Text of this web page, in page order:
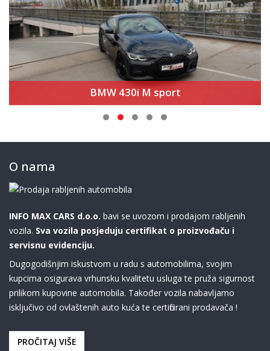
Volkswagen Arteon 2.0 BMT – R-line 190ks
O nama
INFO MAX CARS d.o.o. bavi se uvozom i prodajom rabljenih
vozila. Sva vozila posjeduju certifikat o proizvođaču i
servisnu evidenciju.
Dugogodišnjim iskustvom u radu s automobilima, svojim
kupcima osigurava vrhunsku kvalitetu usluga te pruža sigurnost
prilikom kupovine automobila. Također vozila nabavljamo
isključivo od ovlaštenih auto kuća te certificirani prodavača !
PROČITAJ VIŠE